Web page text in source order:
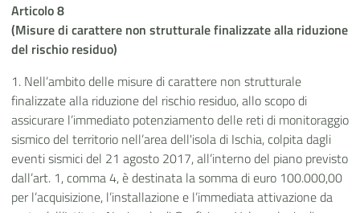
Articolo 8
(Misure di carattere non strutturale finalizzate alla riduzione
del rischio residuo)
1. Nell’ambito delle misure di carattere non strutturale
finalizzate alla riduzione del rischio residuo, allo scopo di
assicurare l’immediato potenziamento delle reti di monitoraggio
sismico del territorio nell’area dell'isola di Ischia, colpita dagli
eventi sismici del 21 agosto 2017, all’interno del piano previsto
dall’art. 1, comma 4, è destinata la somma di euro 100.000,00
per l’acquisizione, l’installazione e l’immediata attivazione da